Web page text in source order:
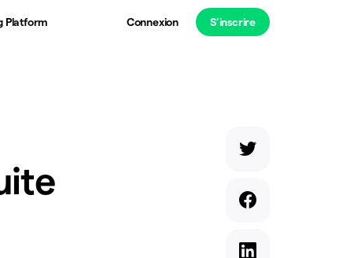
Platform Connexion S’inscrire